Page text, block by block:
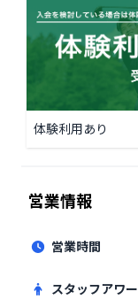
体験利用あり
営業情報
営業時間
スタッフアワー